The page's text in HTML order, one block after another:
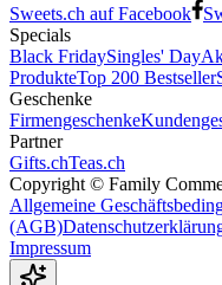
Sweets.ch auf Facebook
Specials
Black FridaySingles' Day
ProdukteTop 200 Bestseller
Geschenke
Firmengeschenke
Partner
Gifts.chTeas.ch
Copyright © Family
Allgemeine
(AGB)
Impressum